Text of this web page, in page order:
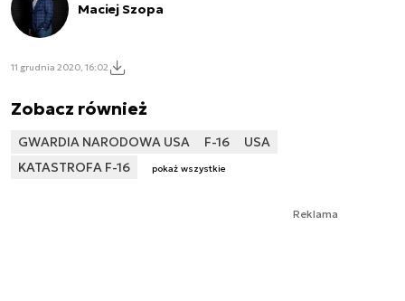
Maciej Szopa
11 grudnia 2020, 16:02
Zobacz również
GWARDIA NARODOWA USA F-16
USA
KATASTROFA F-16
pokaż wszystkie
Reklama